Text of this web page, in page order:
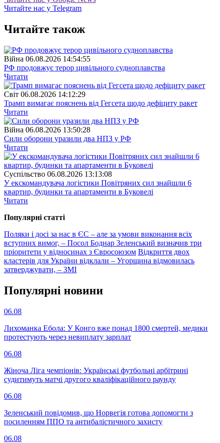
Читайте нас у Telegram
Читайте також
Війна 06.08.2026 14:54:55
РФ продовжує терор цивільного судноплавства
Читати
Свiт 06.08.2026 14:12:29
Трамп вимагає пояснень від Гегсета щодо дефіциту ракет
Читати
Війна 06.08.2026 13:50:28
Сили оборони уразили два НПЗ у РФ
Читати
Суспiльство 06.08.2026 13:13:08
У екскомандувача логістики Повітряних сил знайшли 6
квартир, будинки та апартаменти в Буковелі
Читати
Популярнi статтi
Поляки і досі за нас в ЄС – але за умови виконання всіх
вступних вимог, – Посол Боднар Зеленський визначив три
пріоритети у відносинах з Євросоюзом Відкриття двох
кластерів для України відклали – Угорщина відмовилась
затверджувати, – ЗМІ
Популярнi новини
06.08
Лихоманка Ебола: У Конго вже понад 1800 смертей, медики
протестують через невиплату зарплат
06.08
Жіноча Ліга чемпіонів: Українські футбольні арбітрині
судитимуть матчі другого кваліфікаційного раунду
06.08
Зеленський повідомив, що Норвегія готова допомогти з
посиленням ППО та антибалістичного захисту
06.08